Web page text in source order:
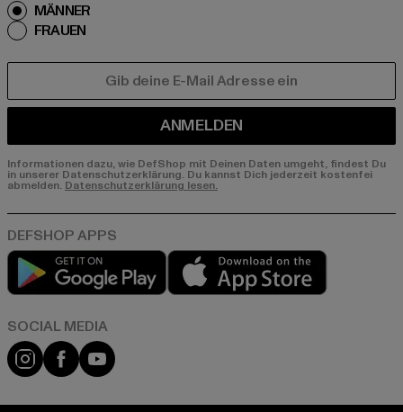
MÄNNER
FRAUEN
ANMELDEN
Informationen dazu, wie DefShop mit Deinen Daten umgeht, findest Du
in unserer Datenschutzerklärung. Du kannst Dich jederzeit kostenfei
abmelden. Datenschutzerklärung lesen.
Play market
Instagram
FacebookYouTube